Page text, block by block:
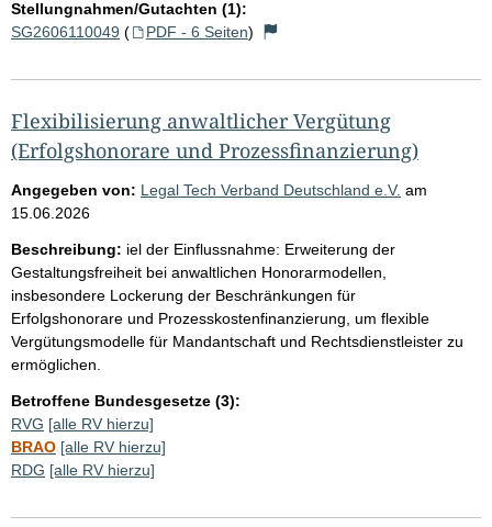
Stellungnahmen/Gutachten (1):
SG2606110049 ( PDF - 6 Seiten)
Flexibilisierung anwaltlicher Vergütung
(Erfolgshonorare und Prozessfinanzierung)
Angegeben von: Legal Tech Verband Deutschland e.V. am
15.06.2026
Beschreibung: iel der Einflussnahme: Erweiterung der
Gestaltungsfreiheit bei anwaltlichen Honorarmodellen,
insbesondere Lockerung der Beschränkungen für
Erfolgshonorare und Prozesskostenfinanzierung, um flexible
Vergütungsmodelle für Mandantschaft und Rechtsdienstleister zu
ermöglichen.
Betroffene Bundesgesetze (3):
RVG [alle RV hierzu]
BRAO [alle RV hierzu]
RDG [alle RV hierzu]